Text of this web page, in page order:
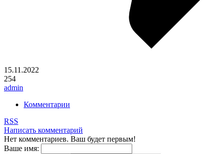
15.11.2022
254
admin
Комментарии
RSS
Написать комментарий
Нет комментариев. Ваш будет первым!
Ваше имя: